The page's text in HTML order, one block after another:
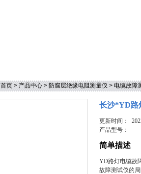
首页>产品中心>防腐层绝缘电阻测量仪>电缆故障
长沙*YD路
更新时间：
产品型号：
简单描述
YD路灯电缆故
故障测试仪的